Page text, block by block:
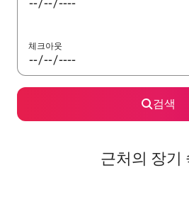
체크아웃
검색
근처의 장기